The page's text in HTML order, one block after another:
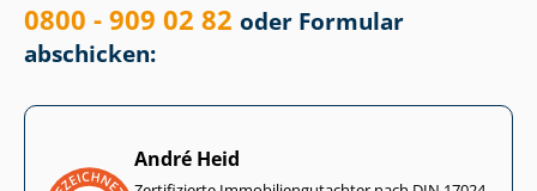
0800 - 909 02 82 oder Formular
abschicken:
André Heid